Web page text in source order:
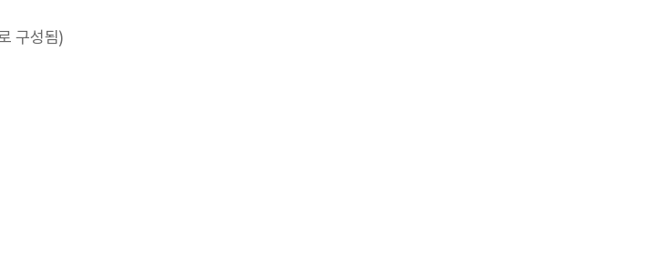
구성됨)